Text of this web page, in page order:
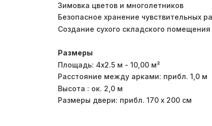
Зимовка цветов и многолетников
Безопасное хранение чувствительных
Создание сухого складского
Размеры
Площадь: 4x2.5 м - 10,00 м²
Расстояние между арками: прибл. 1,0 м
Высота : ок. 2,0 м
Размеры двери: прибл. 170 х 200 см